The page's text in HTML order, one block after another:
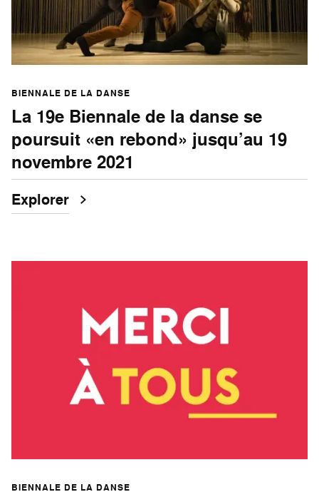
BIENNALE DE LA DANSE
La 19e Biennale de la danse se
poursuit «en rebond» jusqu’au 19
novembre 2021
Explorer
BIENNALE DE LA DANSE